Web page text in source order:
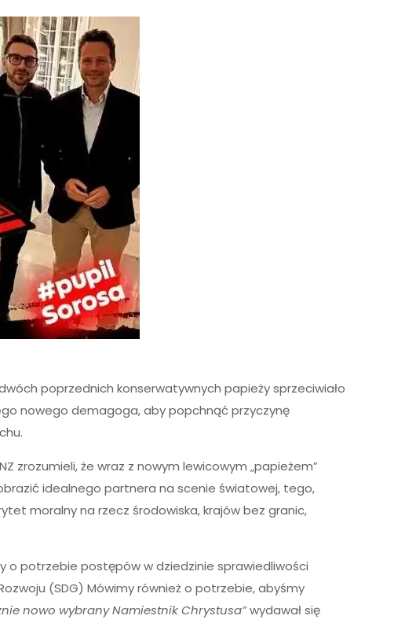
poprzednich konserwatywnych papieży sprzeciwiało
nowego demagoga, aby popchnąć przyczynę
zrozumieli, że wraz z nowym lewicowym „papieżem”
idealnego partnera na scenie światowej, tego,
moralny na rzecz środowiska, krajów bez granic,
o potrzebie postępów w dziedzinie sprawiedliwości
(SDG) Mówimy również o potrzebie, abyśmy
nowo wybrany Namiestnik Chrystusa”wydawał się